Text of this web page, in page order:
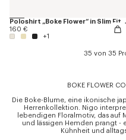
Poloshirt
160 €
+1
35 von 35
BOKE FLOWER
Die Boke-Blume, eine ikonische
Herrenkollektion. Nigo
lebendigen Floralmotiv, das auf
und lässigen Hemden prangt -
Kühnheit und